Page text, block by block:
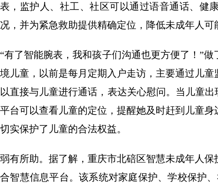
表，监护人、社工、社区可以通过语音通话、健
况，并为紧急救助提供精确定位，降低未成年人可
“有了智能腕表，我和孩子们沟通也更方便了！”
境儿童，以前是每月定期入户走访，主要通过儿
以直接与儿童进行通话，表达关心慰问。当儿童
平台可以查看儿童的定位，提醒她及时赶到儿童
切实保护了儿童的合法权益。
弱有所助。据了解，重庆市北碚区智慧未成年人
合智慧信息平台。该系统对家庭保护、学校保护